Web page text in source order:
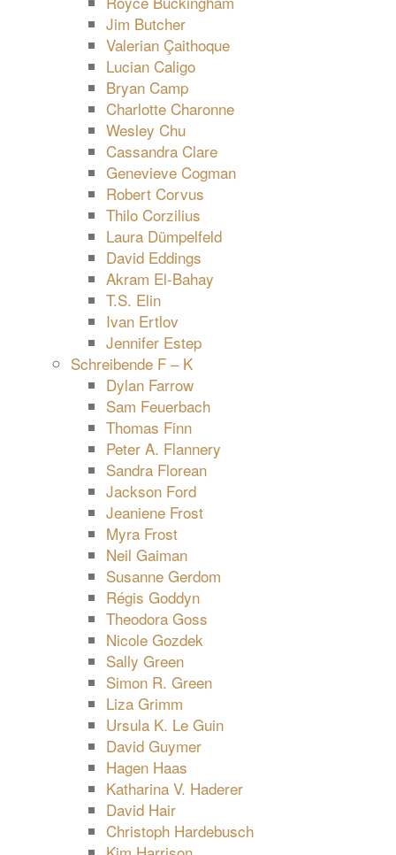
Jim Butcher
Valerian Çaithoque
Lucian Caligo
Bryan Camp
Charlotte Charonne
Wesley Chu
Cassandra Clare
Genevieve Cogman
Robert Corvus
Thilo Corzilius
Laura Dümpelfeld
David Eddings
Akram El-Bahay
T.S. Elin
Ivan Ertlov
Jennifer Estep
Schreibende F – K
Dylan Farrow
Sam Feuerbach
Thomas Finn
Peter A. Flannery
Sandra Florean
Jackson Ford
Jeaniene Frost
Myra Frost
Neil Gaiman
Susanne Gerdom
Régis Goddyn
Theodora Goss
Nicole Gozdek
Sally Green
Simon R. Green
Liza Grimm
Ursula K. Le Guin
David Guymer
Hagen Haas
Katharina V. Haderer
David Hair
Christoph Hardebusch